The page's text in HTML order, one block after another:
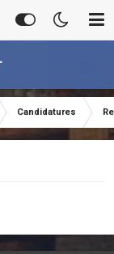
Candidatures